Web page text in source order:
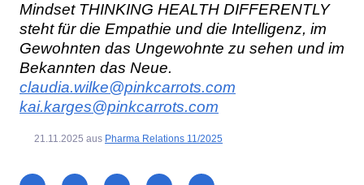
Mindset THINKING HEALTH DIFFERENTLY
steht für die Empathie und die Intelligenz, im
Gewohnten das Ungewohnte zu sehen und im
Bekannten das Neue.
claudia.wilke@pinkcarrots.com
kai.karges@pinkcarrots.com
21.11.2025 aus Pharma Relations 11/2025